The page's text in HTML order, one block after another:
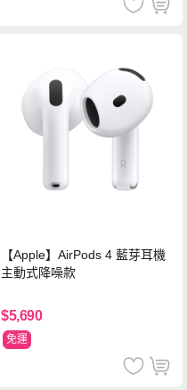
【Apple】AirPods 4 藍芽耳機
主動式降噪款
$5,690
免運